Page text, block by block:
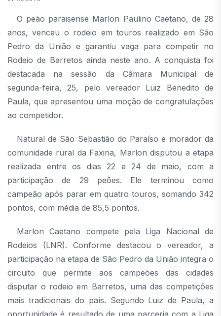
O peão paraisense Marlon Paulino Caetano, de 28
anos, venceu o rodeio em touros realizado em São
Pedro da União e garantiu vaga para competir no
Rodeio de Barretos ainda neste ano. A conquista foi
destacada na sessão da Câmara Municipal de
segunda-feira, 25, pelo vereador Luiz Benedito de
Paula, que apresentou uma moção de congratulações
ao competidor.
Natural de São Sebastião do Paraíso e morador da
comunidade rural da Faxina, Marlon disputou a etapa
realizada entre os dias 22 e 24 de maio, com a
participação de 29 peões. Ele terminou como
campeão após parar em quatro touros, somando 342
pontos, com média de 85,5 pontos.
Marlon Caetano compete pela Liga Nacional de
Rodeios (LNR). Conforme destacou o vereador, a
participação na etapa de São Pedro da União integra o
circuito que permite aos campeões das cidades
disputar o rodeio em Barretos, uma das competições
mais tradicionais do país. Segundo Luiz de Paula, a